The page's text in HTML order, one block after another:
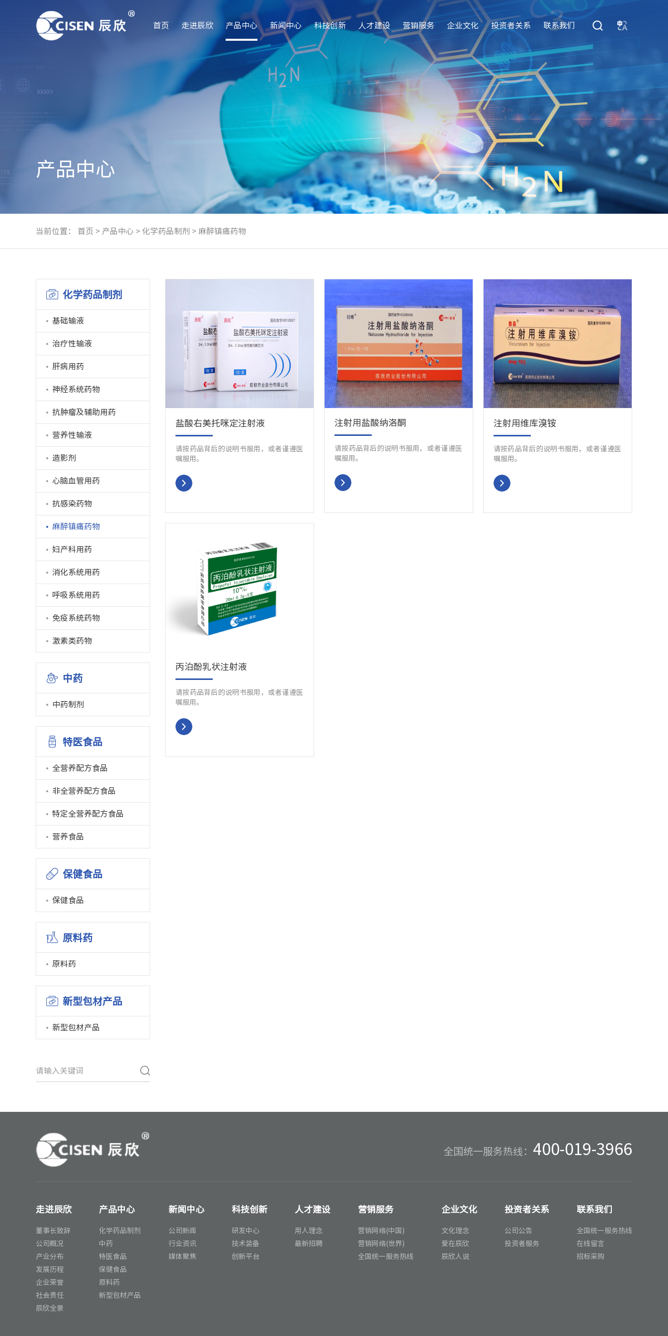
首页 走进辰欣 产品中心 新闻中心 科技创新 人才建设 营销服务 企业文化 投资者关系 联系我们
产品中心
当前位置： 首页 > 产品中心 > 化学药品制剂 > 麻醉镇痛药物
化学药品制剂
基础输液
治疗性输液
肝病用药
神经系统药物
抗肿瘤及辅助用药
营养性输液
造影剂
心脑血管用药
抗感染药物
麻醉镇痛药物
妇产科用药
消化系统用药
呼吸系统用药
免疫系统药物
激素类药物
中药
中药制剂
特医食品
全营养配方食品
非全营养配方食品
特定全营养配方食品
营养食品
保健食品
保健食品
原料药
原料药
新型包材产品
新型包材产品
盐酸右美托咪定注射液
请按药品背后的说明书服用，或者谨遵医
嘱服用。
注射用盐酸纳洛酮
请按药品背后的说明书服用，或者谨遵医
嘱服用。
注射用维库溴铵
请按药品背后的说明书服用，或者谨遵医
嘱服用。
丙泊酚乳状注射液
请按药品背后的说明书服用，或者谨遵医
嘱服用。
全国统一服务热线： 400-019-3966
走进辰欣
董事长致辞
公司概况
产业分布
发展历程
企业荣誉
社会责任
辰欣全景
产品中心
化学药品制剂
中药
特医食品
保健食品
原料药
新型包材产品
新闻中心
公司新闻
行业资讯
媒体聚焦
科技创新
研发中心
技术装备
创新平台
人才建设
用人理念
最新招聘
营销服务
营销网络(中国)
营销网络(世界)
全国统一服务热线
企业文化
文化理念
爱在辰欣
辰欣人说
投资者关系
公司公告
投资者服务
联系我们
全国统一服务热线
在线留言
招标采购